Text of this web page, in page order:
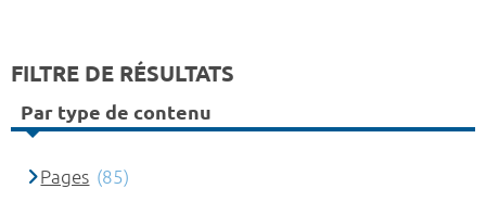
FILTRE DE RÉSULTATS
Par type de contenu
Pages (85)